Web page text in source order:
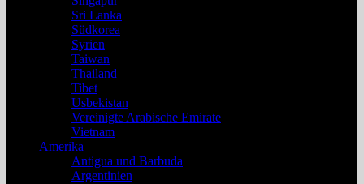
Sri Lanka
Südkorea
Syrien
Taiwan
Thailand
Tibet
Usbekistan
Vereinigte Arabische Emirate
Vietnam
Amerika
Antigua und Barbuda
Argentinien